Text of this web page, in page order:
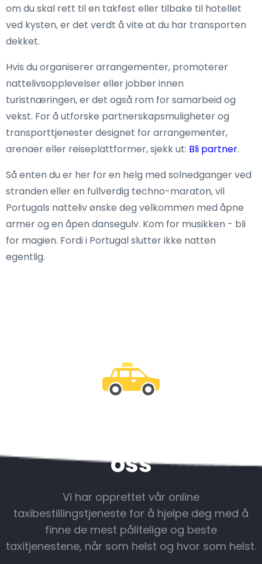
om du skal rett til en takfest eller tilbake til hotellet
ved kysten, er det verdt å vite at du har transporten
dekket.
Hvis du organiserer arrangementer, promoterer
nattelivsopplevelser eller jobber innen
turistnæringen, er det også rom for samarbeid og
vekst. For å utforske partnerskapsmuligheter og
transporttjenester designet for arrangementer,
arenaer eller reiseplattformer, sjekk ut: Bli partner.
Så enten du er her for en helg med solnedganger ved
stranden eller en fullverdig techno-maraton, vil
Portugals natteliv ønske deg velkommen med åpne
armer og en åpen dansegulv. Kom for musikken - bli
for magien. Fordi i Portugal slutter ikke natten
egentlig.
oss
Vi har opprettet vår online
taxibestillingstjeneste for å hjelpe deg med å
finne de mest pålitelige og beste
taxitjenestene, når som helst og hvor som helst.